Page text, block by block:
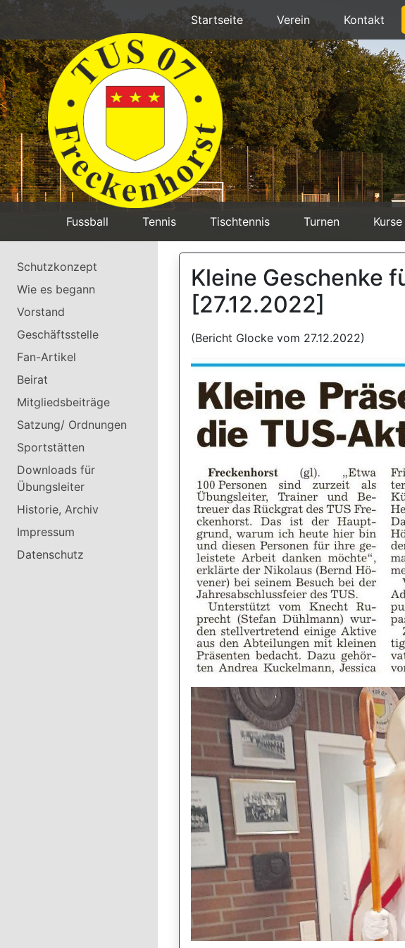
Startseite Verein Kontakt
Fussball Tennis Tischtennis Turnen Kurse
Schutzkonzept
Wie es begann
Vorstand
Geschäftsstelle
Fan-Artikel
Beirat
Mitgliedsbeiträge
Satzung/ Ordnungen
Sportstätten
Downloads für
Übungsleiter
Historie, Archiv
Impressum
Datenschutz
Kleine Geschenke
[27.12.2022]
(Bericht Glocke vom 27.12.2022)